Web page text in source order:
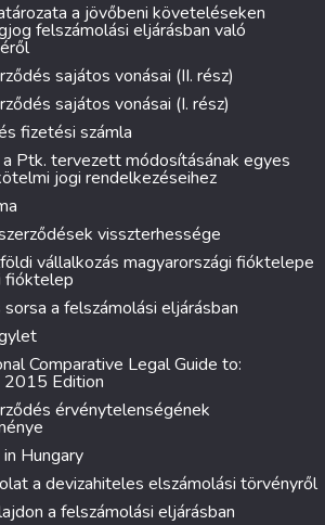
a jövőbeni követeléseken
felszámolási eljárásban való
sajátos vonásai (II. rész)
sajátos vonásai (I. rész)
fizetési számla
Ptk. tervezett módosításának egyes
jogi rendelkezéseihez
visszterhessége
vállalkozás magyarországi fióktelepe
fióktelep
a felszámolási eljárásban
Comparative Legal Guide to:
2015 Edition
érvénytelenségének
Hungary
a devizahiteles elszámolási törvényről
a felszámolási eljárásban